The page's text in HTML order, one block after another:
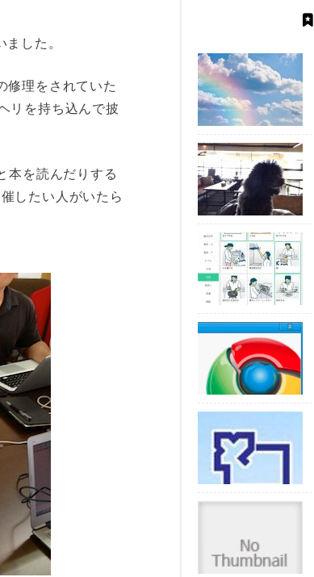
した。
修理をされていた
リを持ち込んで披
本を読んだりする
したい人がいたら